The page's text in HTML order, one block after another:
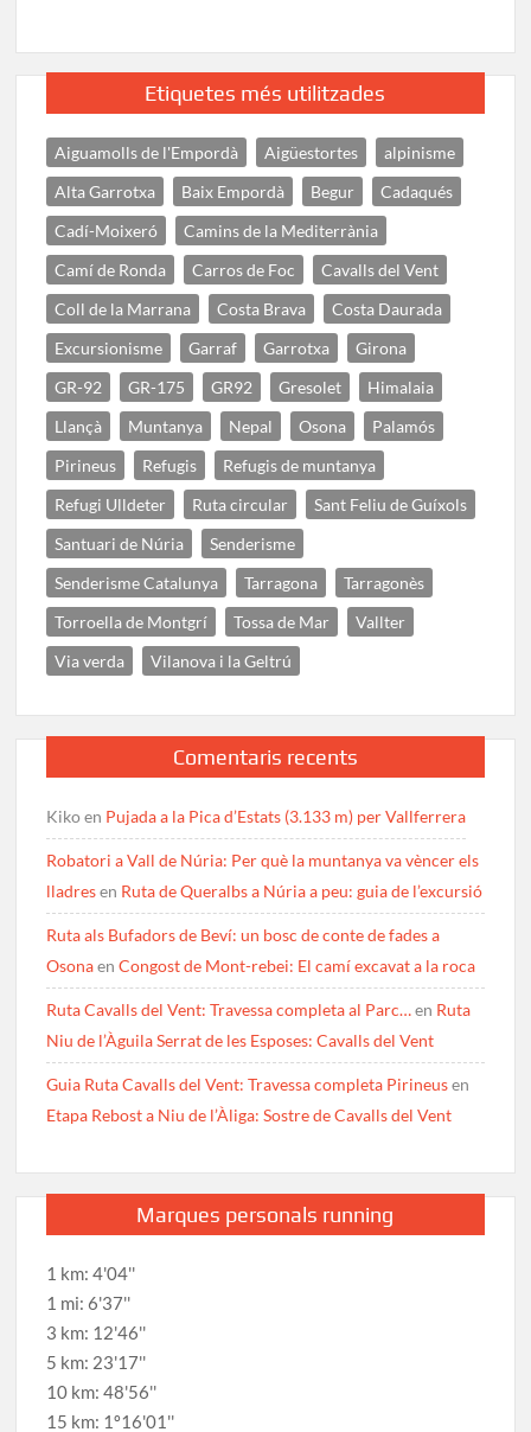
Etiquetes més utilitzades
Aiguamolls de l'Empordà Aigüestortes
alpinisme
Alta Garrotxa
Baix Empordà Begur
Cadaqués
Cadí-Moixeró
Camins de la Mediterrània
Camí de Ronda
Carros de Foc
Cavalls del Vent
Coll de la Marrana
Costa Brava
Costa Daurada
Excursionisme
Garraf Garrotxa
Girona
GR-92
GR-175 GR92 Gresolet
Himalaia
Llançà
Muntanya Nepal Osona
Palamós
Pirineus
Refugis
Refugis de muntanya
Refugi Ulldeter
Ruta circular
Sant Feliu de Guíxols
Santuari de Núria
Senderisme
Senderisme Catalunya
Tarragona
Tarragonès
Torroella de Montgrí
Tossa de Mar
Vallter
Via verda
Vilanova i la Geltrú
Comentaris recents
Kikoen Pujada a la Pica d’Estats (3.133 m) per Vallferrera
Robatori a Vall de Núria: Per què la muntanya va vèncer els
lladresen Ruta de Queralbs a Núria a peu: guia de l’excursió
Ruta als Bufadors de Beví: un bosc de conte de fades a
OsonaenCongost de Mont-rebei: El camí excavat a la roca
Ruta Cavalls del Vent: Travessa completa al Parc…en Ruta
Niu de l’Àguila Serrat de les Esposes: Cavalls del Vent
Guia Ruta Cavalls del Vent: Travessa completa Pirineusen
Etapa Rebost a Niu de l’Àliga: Sostre de Cavalls del Vent
Marques personals running
1 km: 4'04''
1 mi: 6'37''
3 km: 12'46''
5 km: 23'17''
10 km: 48'56''
15 km: 1º16'01''